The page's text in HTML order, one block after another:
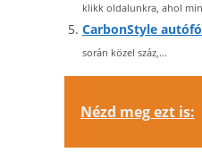
klikk oldalunkra, ahol
CarbonStyle
során közel száz,...
Nézd meg ezt is: